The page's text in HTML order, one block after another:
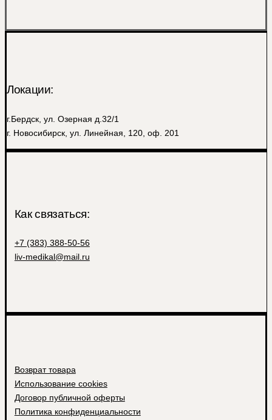
Локации:
г.Бердск, ул. Озерная д.32/1
г. Новосибирск, ул. Линейная, 120, оф. 201
Как связаться:
+7 (383) 388-50-56
liv-medikal@mail.ru
Возврат товара
Использование cookies
Договор публичной оферты
Политика конфиденциальности